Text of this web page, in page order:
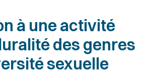
à une activité
des genres
sexuelle